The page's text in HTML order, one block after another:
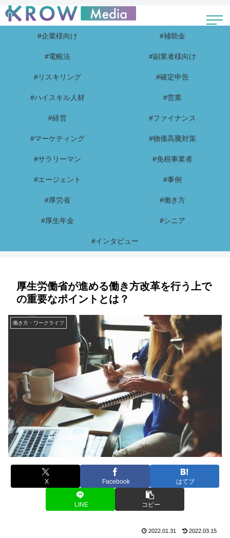
#企業様向け #補助金
#電帳法 #副業者様向け
#リスキリング #確定申告
#ハイスキル人材 #営業
#経営 #ファイナンス
#マーケティング #物価高騰対策
#サラリーマン #免税事業者
#エージェント #事例
#厚労省 #働き方
#厚生年金 #シニア
#インタビュー
厚生労働省が進める働き方改革を行う上で
の重要なポイントとは？
働き方・ワークライフ
X Facebook はてブ
LINE コピー
2022.01.31 2022.03.15